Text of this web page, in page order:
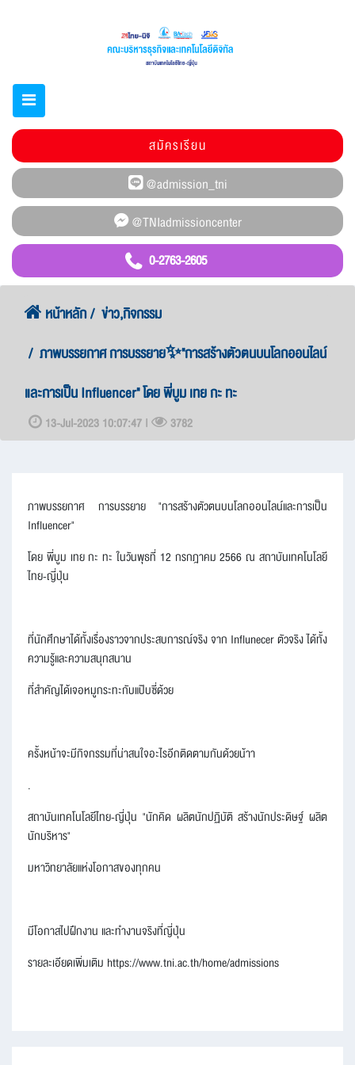
0-2763-2605
สมัครเรียน
หน้าหลัก
ข่าว,กิจกรรม
ภาพบรรยกาศ การบรรยาย✨"การสร้างตัวตนบนโลกออนไลน์
และการเป็น Influencer" โดย พี่บูม เทย กะ ทะ
13-Jul-2023 10:07:47 | 3782
ภาพบรรยกาศ การบรรยาย "การสร้างตัวตนบนโลกออนไลน์และการเป็น
Influencer"
โดย พี่บูม เทย กะ ทะ ในวันพุธที่ 12 กรกฎาคม 2566 ณ สถาบันเทคโนโลยี
ไทย-ญี่ปุ่น
ที่นักศึกษาได้ทั้งเรื่องราวจากประสบการณ์จริง จาก Influnecer ตัวจริง ได้ทั้ง
ความรู้และความสนุกสนาน
ที่สำคัญได้เจอหมูกระทะกับแป๊บซี่ด้วย
ครั้งหน้าจะมีกิจกรรมที่น่าสนใจอะไรอีกติดตามกันด้วยน้าา
.
สถาบันเทคโนโลยีไทย-ญี่ปุ่น "นักคิด ผลิตนักปฏิบัติ สร้างนักประดิษฐ์ ผลิต
นักบริหาร"
มหาวิทยาลัยแห่งโอกาสของทุกคน
มีโอกาสไปฝึกงาน และทำงานจริงที่ญี่ปุ่น
รายละเอียดเพิ่มเติม https://www.tni.ac.th/home/admissions